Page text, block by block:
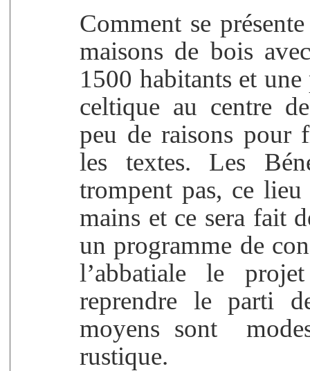
Comment se
maisons de bois
1500 habitants et
celtique au centre
peu de raisons pour
les textes. Les
trompent pas, ce
mains et ce sera fait
un programme de
l’abbatiale le
reprendre le parti
moyens sont
rustique.